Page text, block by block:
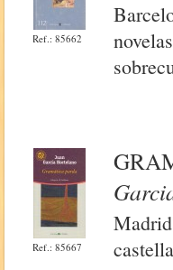
Ref.: 85662
Ref.: 85667